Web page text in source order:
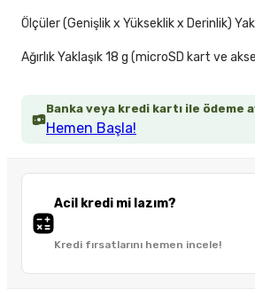
Banka veya kredi kartı ile ödeme
Hemen Başla!
Acil kredi mi lazım?
Kredi fırsatlarını hemen incele!
Ölçüler (Genişlik x Yükseklik x Derinlik)
Ağırlık Yaklaşık 18 g (microSD kart ve